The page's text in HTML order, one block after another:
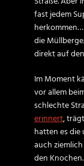
fast jedem
die
direkt auf
Im Moment
vor allem
schlechte
erinnert,
hatten es
auch
den Knochen.